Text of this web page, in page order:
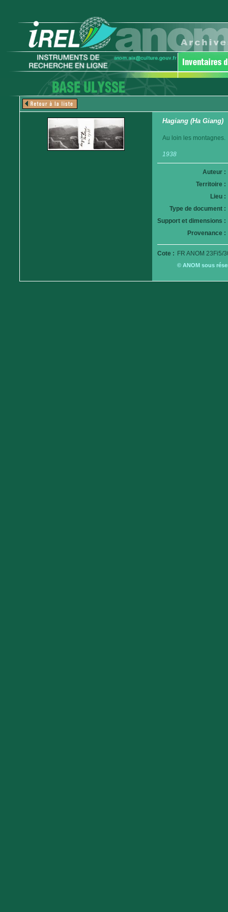
Hagiang (Ha Giang)
Au loin les montagnes.
1938
Auteur :
Territoire :
Lieu :
Type de document :
Support et dimensions :
Provenance :
Cote : FR ANOM 23Fi5/
© ANOM sous